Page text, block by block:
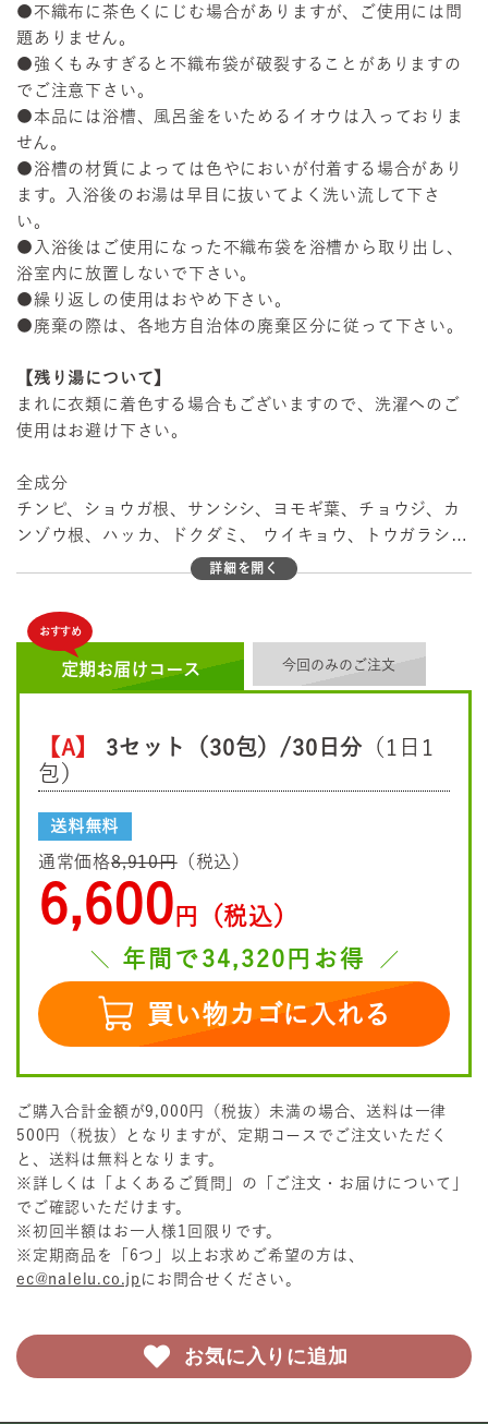
●不織布に茶色くにじむ場合がありますが、ご使用には問
題ありません。
●強くもみすぎると不織布袋が破裂することがありますの
でご注意下さい。
●本品には浴槽、風呂釜をいためるイオウは入っておりま
せん。
●浴槽の材質によっては色やにおいが付着する場合があり
ます。入浴後のお湯は早目に抜いてよく洗い流して下さ
い。
●入浴後はご使用になった不織布袋を浴槽から取り出し、
浴室内に放置しないで下さい。
●繰り返しの使用はおやめ下さい。
●廃棄の際は、各地方自治体の廃棄区分に従って下さい。
【残り湯について】
まれに衣類に着色する場合もございますので、洗濯へのご
使用はお避け下さい。
全成分
チンピ、ショウガ根、サンシシ、ヨモギ葉、チョウジ、カ
ンゾウ根、ハッカ、ドクダミ、 ウイキョウ、トウガラシ果
詳細を開く
定期お届けコース
おすすめ
今回のみのご注文
【A】 3セット（30包）/30日分 （1日1
包）
送料無料
通常価格8,910円（税込）
6,600 円（税込）
年間で34,320円お得
買い物カゴに入れる
ご購入合計金額が9,000円（税抜）未満の場合、送料は一律
500円（税抜）となりますが、定期コースでご注文いただく
と、送料は無料となります。
※詳しくは「よくあるご質問」の「ご注文・お届けについて」
でご確認いただけます。
※初回半額はお一人様1回限りです。
※定期商品を「6つ」以上お求めご希望の方は、
ec@nalelu.co.jp にお問合せください。
お気に入りに追加